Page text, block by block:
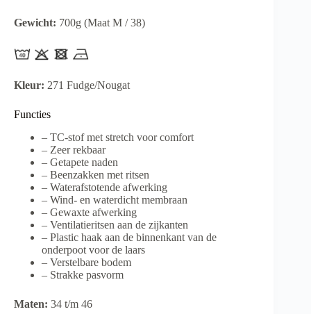
Gewicht: 700g (Maat M / 38)
Kleur: 271 Fudge/Nougat
Functies
– TC-stof met stretch voor comfort
– Zeer rekbaar
– Getapete naden
– Beenzakken met ritsen
– Waterafstotende afwerking
– Wind- en waterdicht membraan
– Gewaxte afwerking
– Ventilatieritsen aan de zijkanten
– Plastic haak aan de binnenkant van de
onderpoot voor de laars
– Verstelbare bodem
– Strakke pasvorm
Maten: 34 t/m 46